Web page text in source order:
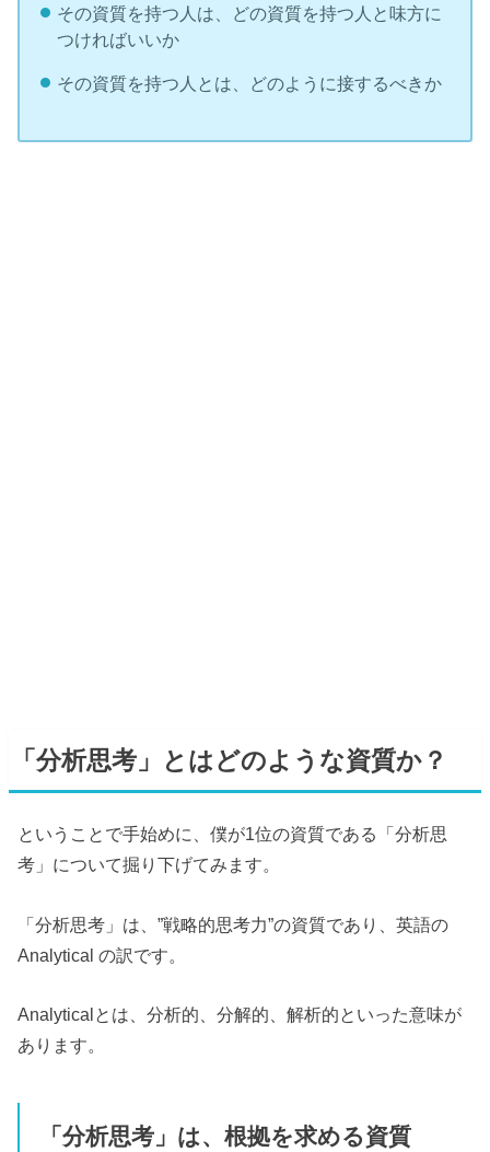
その資質を持つ人は、どの資質を持つ人と味方に
つければいいか
その資質を持つ人とは、どのように接するべきか
「分析思考」とはどのような資質か？
ということで手始めに、僕が1位の資質である「分析思
考」について掘り下げてみます。
「分析思考」は、”戦略的思考力”の資質であり、英語の
Analytical の訳です。
Analyticalとは、分析的、分解的、解析的といった意味が
あります。
「分析思考」は、根拠を求める資質